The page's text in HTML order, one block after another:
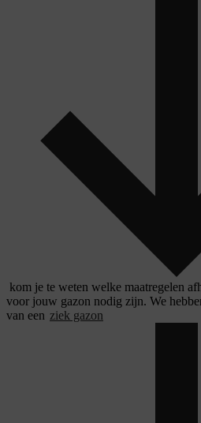
kom je te weten welke maatregelen
voor jouw gazon nodig zijn. We
van een ziek gazon